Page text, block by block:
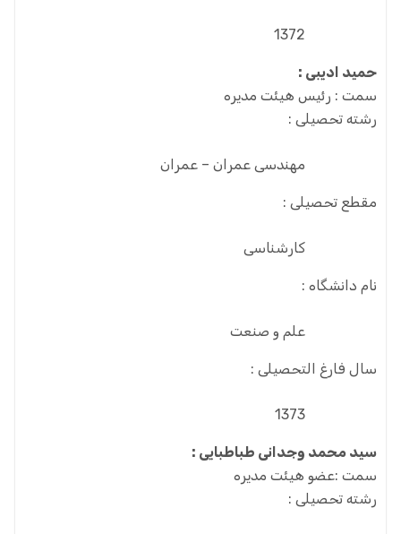
1372
حمید ادیبی :
سمت : رئیس هیئت مدیره
رشته تحصیلی :
مهندسی عمران – عمران
مقطع تحصیلی :
کارشناسی
نام دانشگاه :
علم و صنعت
سال فارغ التحصیلی :
1373
سید محمد وجدانی طباطبایی :
سمت :عضو هیئت مدیره
رشته تحصیلی :